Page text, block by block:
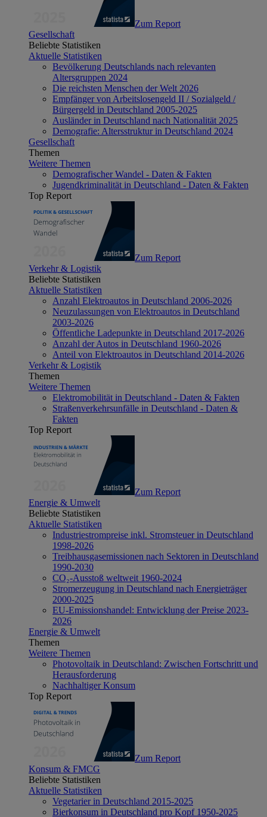
Zum Report
Gesellschaft
Beliebte Statistiken
Aktuelle Statistiken
Bevölkerung Deutschlands nach relevanten
Altersgruppen 2024
Die reichsten Menschen der Welt 2026
Empfänger von Arbeitslosengeld II / Sozialgeld /
Bürgergeld in Deutschland 2005-2025
Ausländer in Deutschland nach Nationalität 2025
Demografie: Altersstruktur in Deutschland 2024
Gesellschaft
Themen
Weitere Themen
Demografischer Wandel - Daten & Fakten
Jugendkriminalität in Deutschland - Daten & Fakten
Top Report
Zum Report
Verkehr & Logistik
Beliebte Statistiken
Aktuelle Statistiken
Anzahl Elektroautos in Deutschland 2006-2026
Neuzulassungen von Elektroautos in Deutschland
2003-2026
Öffentliche Ladepunkte in Deutschland 2017-2026
Anzahl der Autos in Deutschland 1960-2026
Anteil von Elektroautos in Deutschland 2014-2026
Verkehr & Logistik
Themen
Weitere Themen
Elektromobilität in Deutschland - Daten & Fakten
Straßenverkehrsunfälle in Deutschland - Daten &
Fakten
Top Report
Zum Report
Energie & Umwelt
Beliebte Statistiken
Aktuelle Statistiken
Industriestrompreise inkl. Stromsteuer in Deutschland
1998-2026
Treibhausgasemissionen nach Sektoren in Deutschland
1990-2030
CO₂-Ausstoß weltweit 1960-2024
Stromerzeugung in Deutschland nach Energieträger
2000-2025
EU-Emissionshandel: Entwicklung der Preise 2023-
2026
Energie & Umwelt
Themen
Weitere Themen
Photovoltaik in Deutschland: Zwischen Fortschritt und
Herausforderung
Nachhaltiger Konsum
Top Report
Zum Report
Konsum & FMCG
Beliebte Statistiken
Aktuelle Statistiken
Vegetarier in Deutschland 2015-2025
Bierkonsum in Deutschland pro Kopf 1950-2025